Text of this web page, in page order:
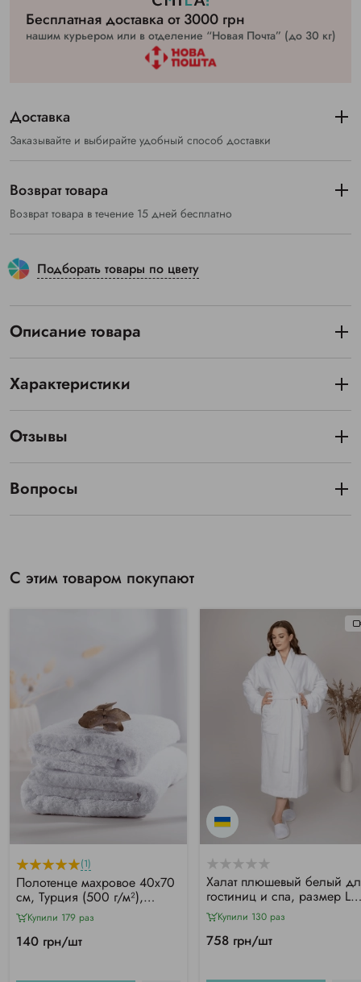
Бесплатная доставка от 3000 грн
нашим курьером или в отделение “Новая Почта” (до 30 кг)
Доставка
Заказывайте и выбирайте удобный способ доставки
Возврат товара
Возврат товара в течение 15 дней бесплатно
Подборать товары по цвету
Описание товара
Характеристики
Отзывы
Вопросы
С этим товаром покупают
(1)
Полотенце махровое 40х70
см, Турция (500 г/м²),
белое
Купили 179 раз
140 грн/шт
Халат плюшевый белый
гостиниц и спа, размер L
(48-50)
Купили 130 раз
758 грн/шт